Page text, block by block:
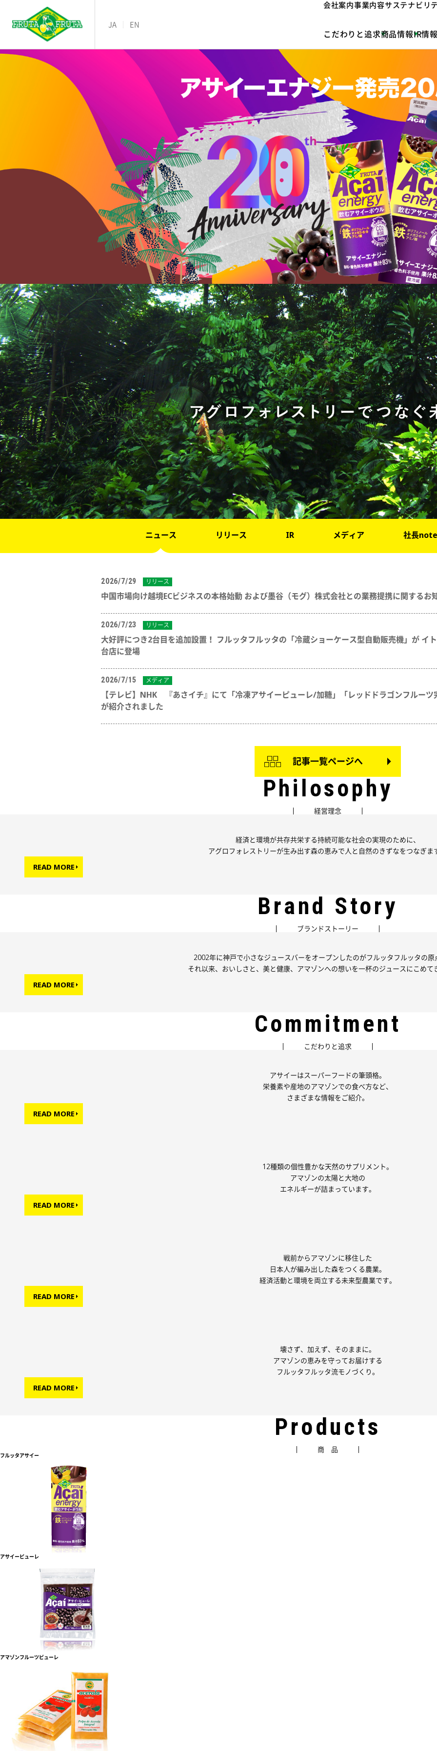
JA EN
会社案内事業内容サステナビリ
こだわりと追求
こだわりと追求
こだわりと追求TOPページ
アグロフォレストリー モノづくりへのこだわり
アサイーニスト アマゾンフルーツレシピ
商品情報
商品情報
フルッタアサイー
おうちでシリーズ フリーズドライパウダー
冷凍レ
タヤ）
フルーツティー 楊枝甘露（ヨンジーガムロ）
IR情報
IR情報
IR 情報TOPページ
CSVの取り組み 株主・投資家の皆様へ 会社案内
IRライブラリ よくあるご質問
お問合わせ
お問合わせTOPページ 業務用
その他
公式通販
Online Store
公式オンラインストア 楽天市場
Yahoo!ショッピング Qoo10
ニュース リリース IR メディア 社長note
2026/7/29 リリース
中国市場向け越境ECビジネスの本格始動 および墨谷（モグ）株式会社との業務提携に関するお
2026/7/23 リリース
大好評につき2台目を追加設置！ フルッタフルッタの「冷蔵ショーケース型自動販売機」が イ
台店に登場
2026/7/15 メディア
【テレビ】NHK 『あさイチ』にて「冷凍アサイーピューレ/加糖」「レッドドラゴンフルーツ
が紹介されました
記事一覧ページへ
Philosophy
経営理念
経済と環境が共存共栄する持続可能な社会の実現のために、
アグロフォレストリーが生み出す森の恵みで人と自然のきずなをつなぎま
READ MORE
Brand Story
ブランドストーリー
2002年に神戸で小さなジュースバーをオープンしたのがフルッタフルッタの原
それ以来、おいしさと、美と健康、アマゾンへの想いを一杯のジュースにこめて
READ MORE
Commitment
こだわりと追求
アサイーはスーパーフードの筆頭格。
栄養素や産地のアマゾンでの食べ方など、
さまざまな情報をご紹介。
READ MORE
12種類の個性豊かな天然のサプリメント。
アマゾンの太陽と大地の
エネルギーが詰まっています。
READ MORE
戦前からアマゾンに移住した
日本人が編み出した森をつくる農業。
経済活動と環境を両立する未来型農業です。
READ MORE
壊さず、加えず、そのままに。
アマゾンの恵みを守ってお届けする
フルッタフルッタ流モノづくり。
READ MORE
Products
商 品
フルッタアサイー
アサイーピューレ
アマゾンフルーツピューレ